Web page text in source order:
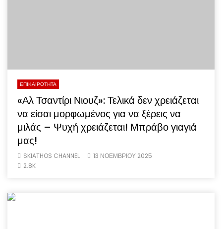
ΕΠΙΚΑΙΡΟΤΗΤΑ
«Αλ Τσαντίρι Νιουζ»: Τελικά δεν χρειάζεται
να είσαι μορφωμένος για να ξέρεις να
μιλάς – Ψυχή χρειάζεται! Μπράβο γιαγιά
μας!
SKIATHOS CHANNEL
13 ΝΟΕΜΒΡΊΟΥ 2025
2.8K